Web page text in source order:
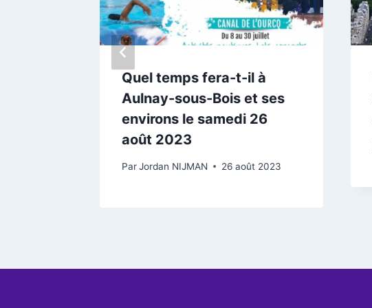
Quel temps fera-t-il à
Aulnay-sous-Bois et ses
environs le samedi 26
août 2023
ParJordan NIJMAN 26 août 2023